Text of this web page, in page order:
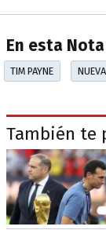
En esta Nota
TIM PAYNE
También te